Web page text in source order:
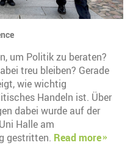
um Politik zu beraten?
treu bleiben? Gerade
wie wichtig
Handeln ist. Über
dabei wurde auf der
Halle am
gestritten. Read more